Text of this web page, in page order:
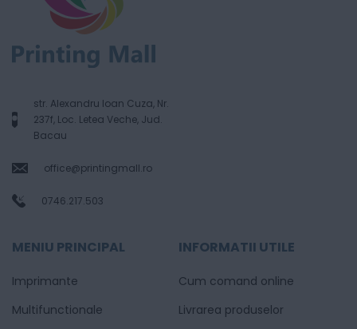
str. Alexandru Ioan Cuza, Nr.
237f, Loc. Letea Veche, Jud.
Bacau
office@printingmall.ro
0746.217.503
MENIU PRINCIPAL
Imprimante
Multifunctionale
INFORMATII UTILE
Cum comand online
Livrarea produselor